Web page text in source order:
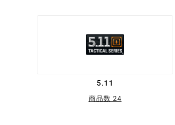
5.11
商品数 24